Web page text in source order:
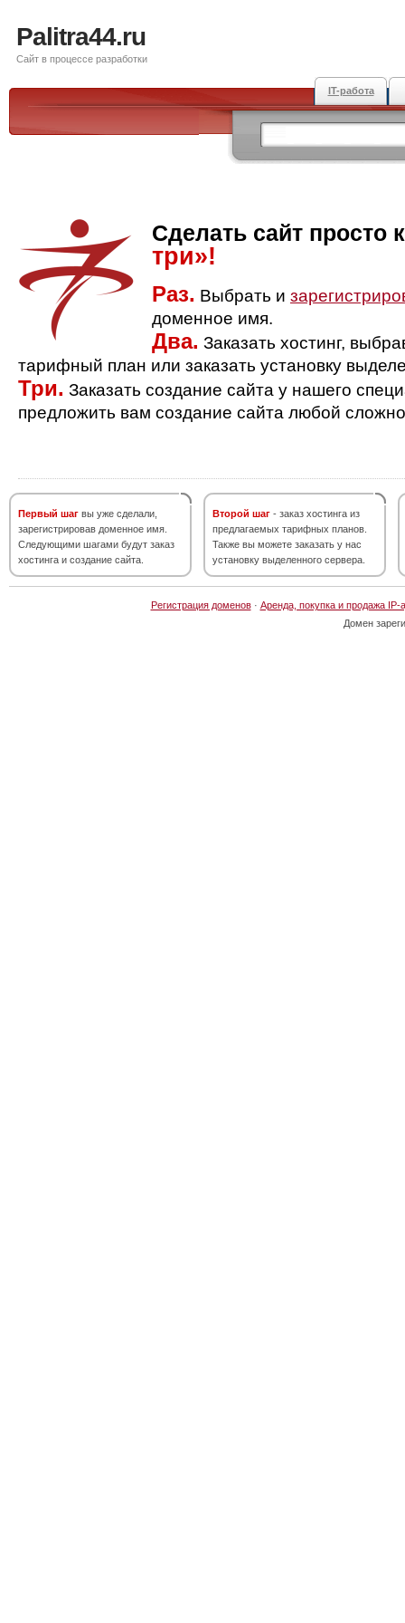
Palitra44.ru
Сайт в процессе разработки
IT-работа
Сделать сайт просто
три»!
Раз. Выбрать и
доменное имя.
Два. Заказать хостинг,
тарифный план или заказать установку
Три. Заказать создание сайта у нашего
предложить вам создание сайта любой
Первый шаг вы уже сделали,
зарегистрировав доменное имя.
Следующими шагами будут заказ
хостинга и создание сайта.
Второй шаг - заказ хостинга из
предлагаемых тарифных планов.
Также вы можете заказать у нас
установку выделенного сервера.
Регистрация доменов· Аренда, покупка и продажа IP-
Домен